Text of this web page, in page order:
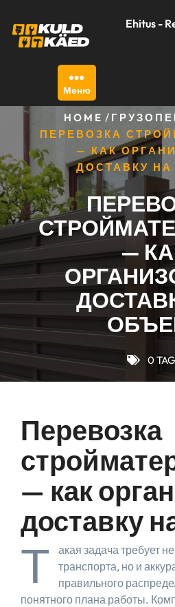
содержимому
Ehitus -
Меню
HOME /
ПЕРЕВОЗКА
— КАК
ДОСТАВКУ НА
—
0
Перевозка
— как
доставку
Т
акая задача требует
транспорта, но и
правильного
понятного плана работы.